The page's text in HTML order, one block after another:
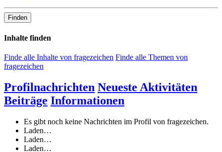
Finden
Inhalte finden
Finde alle Inhalte von fragezeichen Finde alle Themen von
fragezeichen
Profilnachrichten Neueste Aktivitäten
Beiträge Informationen
Es gibt noch keine Nachrichten im Profil von fragezeichen.
Laden…
Laden…
Laden…